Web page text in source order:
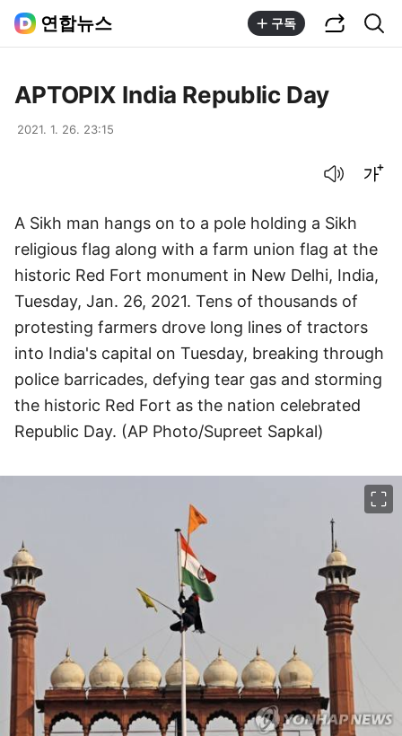
연합뉴스 구독
APTOPIX India Republic Day
2021. 1. 26. 23:15
A Sikh man hangs on to a pole holding a Sikh
religious flag along with a farm union flag at the
historic Red Fort monument in New Delhi, India,
Tuesday, Jan. 26, 2021. Tens of thousands of
protesting farmers drove long lines of tractors
into India's capital on Tuesday, breaking through
police barricades, defying tear gas and storming
the historic Red Fort as the nation celebrated
Republic Day. (AP Photo/Supreet Sapkal)